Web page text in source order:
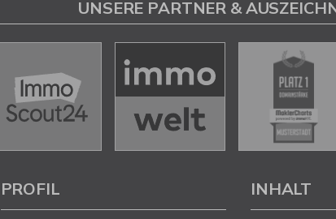
UNSERE PARTNER &
PROFIL INHALT